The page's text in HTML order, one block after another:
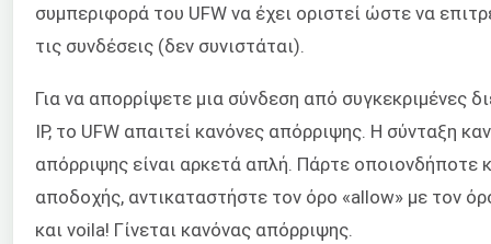
συμπεριφορά του UFW να έχει οριστεί ώστε να
τις συνδέσεις (δεν συνιστάται).
Για να απορρίψετε μια σύνδεση από συγκεκριμένες
IP, το UFW απαιτεί κανόνες απόρριψης. Η σύνταξη
απόρριψης είναι αρκετά απλή. Πάρτε οποιονδήποτε
αποδοχής, αντικαταστήστε τον όρο «allow» με τον
και voila! Γίνεται κανόνας απόρριψης.